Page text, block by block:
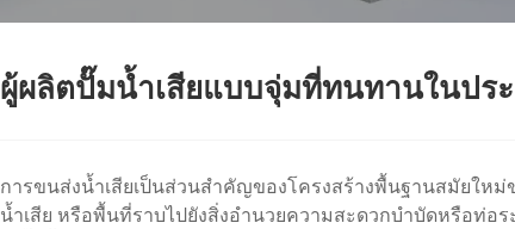
ผู้ผลิตปั๊มน้ำเสียแบบจุ่มที่ทนทานในปร
การขนส่งน้ำเสียเป็นส่วนสำคัญของโครงสร้างพื้นฐานสมัยให
น้ำเสีย หรือพื้นที่ราบไปยังสิ่งอำนวยความสะดวกบำบัดหรือท่อ